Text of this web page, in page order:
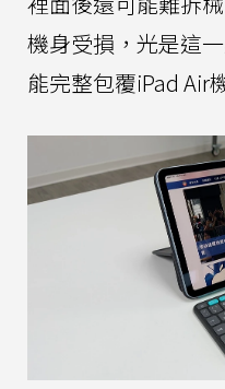
機身受損，光是這
能完整包覆iPad Air